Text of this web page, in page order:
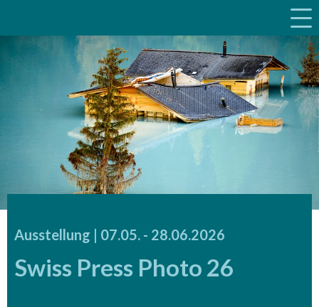
Swiss Press Photo 26
Ausstellung | 07.05. accessibility.time_to
- 28.06.2026